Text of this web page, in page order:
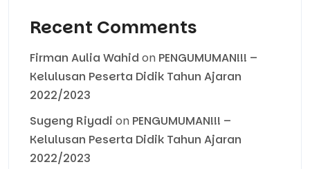
Recent Comments
Firman Aulia Wahid on PENGUMUMAN!!! –
Kelulusan Peserta Didik Tahun Ajaran
2022/2023
Sugeng Riyadi on PENGUMUMAN!!! –
Kelulusan Peserta Didik Tahun Ajaran
2022/2023